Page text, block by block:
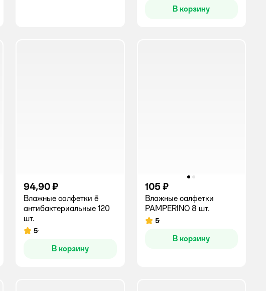
В корзину
94,90 ₽
Влажные салфетки ё
антибактериальные 120
шт.
Рейтинг:
5
В корзину
105 ₽
Влажные салфетки
PAMPERINO 8 шт.
Рейтинг:
5
В корзину